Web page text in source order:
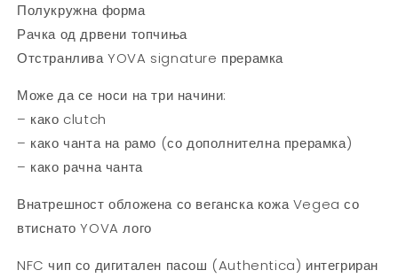
Полукружна форма
Рачка од дрвени топчиња
Отстранлива YOVA signature прерамка
Може да се носи на три начини:
– како clutch
– како чанта на рамо (со дополнителна прерамка)
– како рачна чанта
Внатрешност обложена со веганска кожа Vegea со
втиснато YOVA лого
NFC чип со дигитален пасош (Authentica) интегриран